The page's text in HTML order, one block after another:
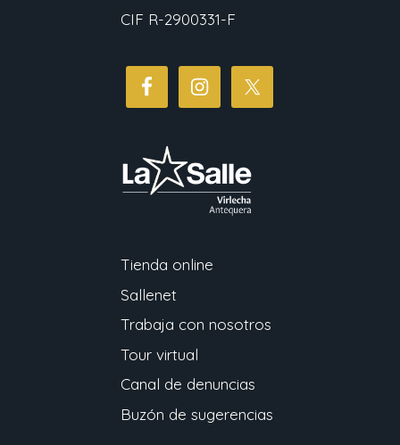
CIF R-2900331-F
Tienda online
Sallenet
Trabaja con nosotros
Tour virtual
Canal de denuncias
Buzón de sugerencias